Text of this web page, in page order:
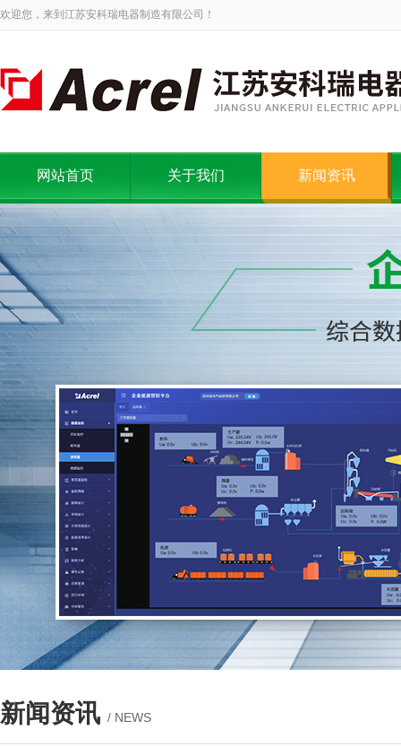
欢迎您，来到江苏安科瑞电器制造有限公司！
网站首页 关于我们 新闻资讯
新闻资讯 / NEWS